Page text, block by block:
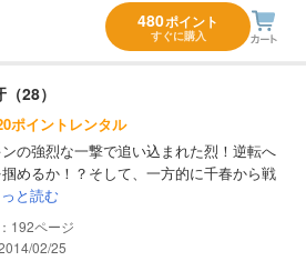
480ポイント
すぐに購入
28）
ポイントレンタル
の強烈な一撃で追い込まれた烈！逆転へ
めるか！？そして、一方的に千春から戦
と読む
192
02/25